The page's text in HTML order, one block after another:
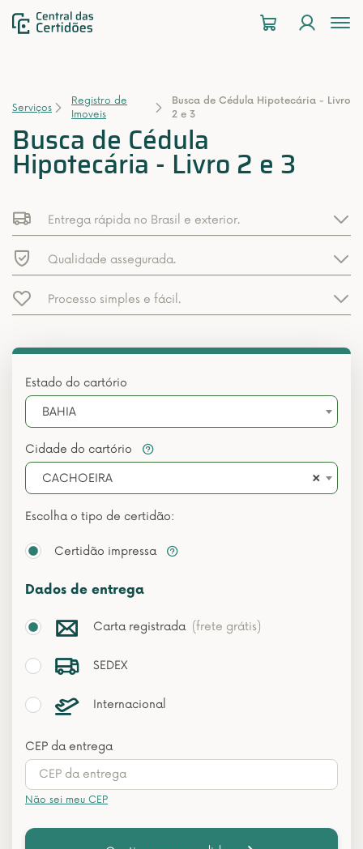
Serviços
Registro de
Imoveis
Busca de Cédula Hipotecária - Livro
2 e 3
Busca de Cédula
Hipotecária - Livro 2 e 3
Entrega rápida no Brasil e exterior.
Qualidade assegurada.
Processo simples e fácil.
Estado do cartório
BAHIA
Cidade do cartório
×
CACHOEIRA
Escolha o tipo de certidão:
Certidão impressa
Dados de entrega
Carta registrada (frete grátis)
SEDEX
Internacional
CEP da entrega
Não sei meu CEP